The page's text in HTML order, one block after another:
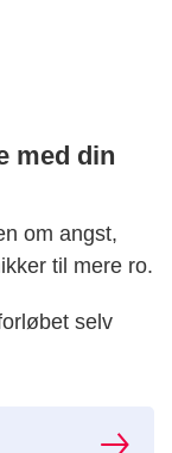
med din
om angst,
til mere ro.
selv